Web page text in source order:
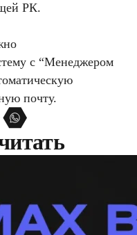
РК.
с “Менеджером
почту.